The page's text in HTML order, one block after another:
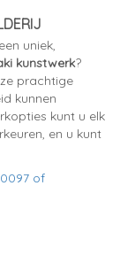
uniek,
kunstwerk?
prachtige
kunnen
kunt u elk
en u kunt
of